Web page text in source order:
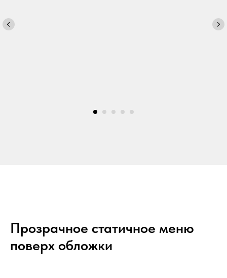
Прозрачное статичное меню
поверх обложки